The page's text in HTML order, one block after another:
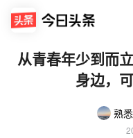
从青春年少到而
身边，